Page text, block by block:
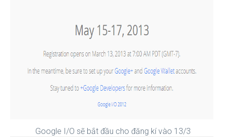
Google I/O sẽ bắt đầu cho đăng kí vào 13/3